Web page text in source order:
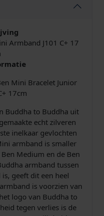
Armband J101 C+ 17
Mini Bracelet Junior
17cm
Buddha to Buddha uit
echt zilveren
inelkaar gevlochten
armband is smaller
Medium en de Ben
armband tussen
geeft dit een heel
is voorzien van
logo van Buddha to
tegen verlies is de